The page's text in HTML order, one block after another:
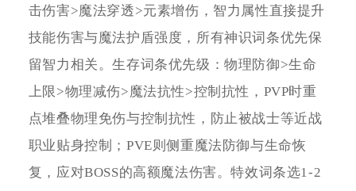
击伤害>魔法穿透>元素增伤，智力属性直接提升
技能伤害与魔法护盾强度，所有神识词条优先保
留智力相关。生存词条优先级：物理防御>生命
上限>物理减伤>魔法抗性>控制抗性，PVP时重
点堆叠物理免伤与控制抗性，防止被战士等近战
职业贴身控制；PVE则侧重魔法防御与生命恢
复，应对BOSS的高额魔法伤害。特效词条选1-2